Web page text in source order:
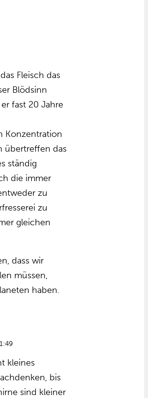
Fleisch das
Blödsinn
fast 20 Jahre
Konzentration
übertreffen das
ständig
die immer
zu
zu
gleichen
dass wir
müssen,
haben.
kleines
bis
sind kleiner